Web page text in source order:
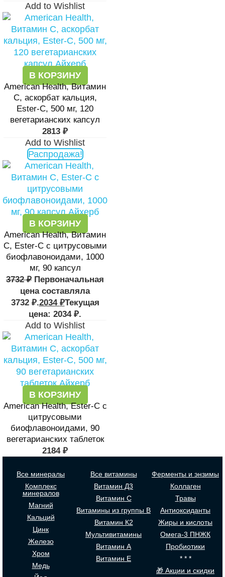
Add to Wishlist
В КОРЗИНУ
American Health, Витамин
С, аскорбат кальция,
Ester-C, 500 мг, 120
вегетарианских капсул
2813 ₽
Add to Wishlist
Распродажа!
В КОРЗИНУ
American Health, Витамин
С, Ester-C с цитрусовыми
биофлавоноидами, 1000
мг, 90 капсул
3732₽ Первоначальная
цена составляла
3732 ₽.2034 ₽Текущая
цена: 2034 ₽.
Add to Wishlist
В КОРЗИНУ
American Health, Ester-C с
цитрусовыми
биофлавоноидами, 90
вегетарианских таблеток
2184 ₽
Все минералы
Комплекс
минералов
Магний
Кальций
Цинк
Железо
Хром
Медь
Все витамины
Витамин Д3
Витамин С
Витамины из группы В
Витамин К2
Мультивитамины
Витамин А
Витамин Е
Ферменты и энзимы
Коллаген
Травы
Антиоксиданты
Жиры и кислоты
Омега-3 ПНЖК
Пробиотики
* * *
🎁 Акции и скидки